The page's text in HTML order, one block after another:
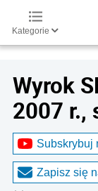
Kategorie
Wyrok
2007 r.,
Subskrybuj
Zapisz się